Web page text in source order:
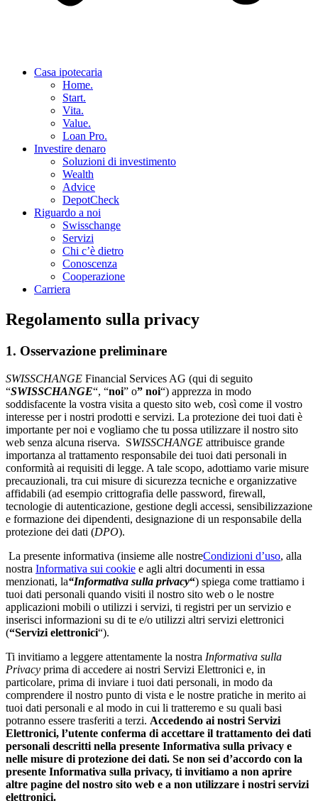
Casa ipotecaria
Home.
Start.
Vita.
Value.
Loan Pro.
Investire denaro
Soluzioni di investimento
Wealth
Advice
DepotCheck
Riguardo a noi
Swisschange
Servizi
Chi c’è dietro
Conoscenza
Cooperazione
Carriera
Regolamento sulla privacy
1. Osservazione preliminare
SWISSCHANGE Financial Services AG (qui di seguito
“SWISSCHANGE“, “noi” o” noi“) apprezza in modo
soddisfacente la vostra visita a questo sito web, così come il vostro
interesse per i nostri prodotti e servizi. La protezione dei tuoi dati è
importante per noi e vogliamo che tu possa utilizzare il nostro sito
web senza alcuna riserva. SWISSCHANGE attribuisce grande
importanza al trattamento responsabile dei tuoi dati personali in
conformità ai requisiti di legge. A tale scopo, adottiamo varie misure
precauzionali, tra cui misure di sicurezza tecniche e organizzative
affidabili (ad esempio crittografia delle password, firewall,
tecnologie di autenticazione, gestione degli accessi, sensibilizzazione
e formazione dei dipendenti, designazione di un responsabile della
protezione dei dati (DPO).
La presente informativa (insieme alle nostreCondizioni d’uso, alla
nostra Informativa sui cookie e agli altri documenti in essa
menzionati, la“Informativa sulla privacy“) spiega come trattiamo i
tuoi dati personali quando visiti il nostro sito web o le nostre
applicazioni mobili o utilizzi i servizi, ti registri per un servizio e
inserisci informazioni su di te e/o utilizzi altri servizi elettronici
(“Servizi elettronici“).
Ti invitiamo a leggere attentamente la nostra Informativa sulla
Privacy prima di accedere ai nostri Servizi Elettronici e, in
particolare, prima di inviare i tuoi dati personali, in modo da
comprendere il nostro punto di vista e le nostre pratiche in merito ai
tuoi dati personali e al modo in cui li tratteremo e su quali basi
potranno essere trasferiti a terzi. Accedendo ai nostri Servizi
Elettronici, l’utente conferma di accettare il trattamento dei dati
personali descritti nella presente Informativa sulla privacy e
nelle misure di protezione dei dati. Se non sei d’accordo con la
presente Informativa sulla privacy, ti invitiamo a non aprire
altre pagine del nostro sito web e a non utilizzare i nostri servizi
elettronici.